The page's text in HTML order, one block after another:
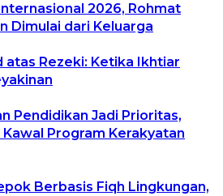
2026, Rohmat
Dimulai dari Keluarga
atas Rezeki: Ketika Ikhtiar
Pendidikan Jadi Prioritas,
Kawal Program Kerakyatan
Berbasis Fiqh Lingkungan,